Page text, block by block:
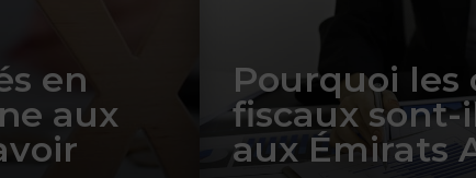
en
aux
Pourquoi les
fiscaux
aux Émirats